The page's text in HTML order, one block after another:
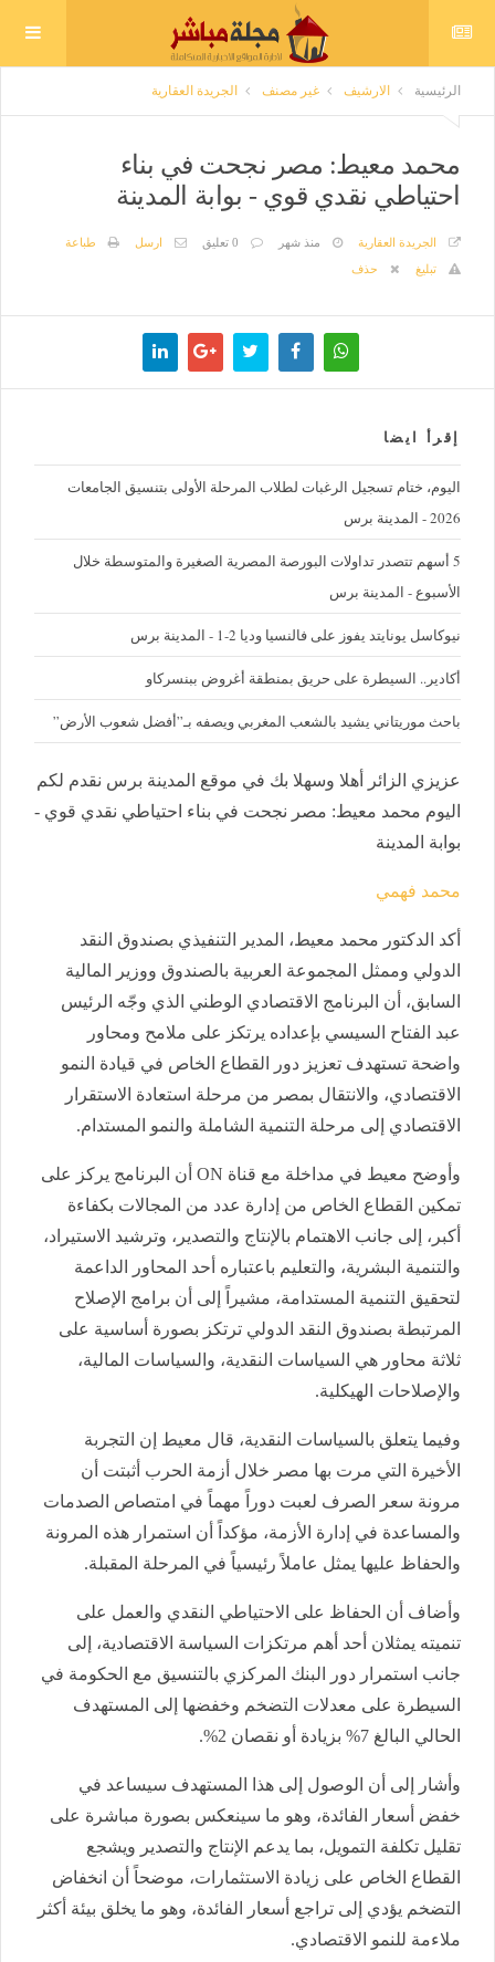
الرئيسية الارشيف غير مصنف الجريدة العقارية
محمد معيط: مصر نجحت في بناء
احتياطي نقدي قوي - بوابة المدينة
الجريدة العقارية منذ شهر 0 تعليق ارسل
طباعة
تبليغ
حذف
إقرأ ايضا
اليوم، ختام تسجيل الرغبات لطلاب المرحلة الأولى بتنسيق الجامعات
2026 - المدينة برس
5 أسهم تتصدر تداولات البورصة المصرية الصغيرة والمتوسطة خلال
الأسبوع - المدينة برس
نيوكاسل يونايتد يفوز على فالنسيا وديا 2-1 - المدينة برس
أكادير.. السيطرة على حريق بمنطقة أغروض ببنسركاو
باحث موريتاني يشيد بالشعب المغربي ويصفه بـ”أفضل شعوب الأرض”
عزيزي الزائر أهلا وسهلا بك في موقع المدينة برس نقدم لكم
اليوم محمد معيط: مصر نجحت في بناء احتياطي نقدي قوي -
بوابة المدينة
محمد فهمي
أكد الدكتور محمد معيط، المدير التنفيذي بصندوق النقد
الدولي وممثل المجموعة العربية بالصندوق ووزير المالية
السابق، أن البرنامج الاقتصادي الوطني الذي وجّه الرئيس
عبد الفتاح السيسي بإعداده يرتكز على ملامح ومحاور
واضحة تستهدف تعزيز دور القطاع الخاص في قيادة النمو
الاقتصادي، والانتقال بمصر من مرحلة استعادة الاستقرار
الاقتصادي إلى مرحلة التنمية الشاملة والنمو المستدام.
وأوضح معيط في مداخلة مع قناة ON أن البرنامج يركز على
تمكين القطاع الخاص من إدارة عدد من المجالات بكفاءة
أكبر، إلى جانب الاهتمام بالإنتاج والتصدير، وترشيد الاستيراد،
والتنمية البشرية، والتعليم باعتباره أحد المحاور الداعمة
لتحقيق التنمية المستدامة، مشيراً إلى أن برامج الإصلاح
المرتبطة بصندوق النقد الدولي ترتكز بصورة أساسية على
ثلاثة محاور هي السياسات النقدية، والسياسات المالية،
والإصلاحات الهيكلية.
وفيما يتعلق بالسياسات النقدية، قال معيط إن التجربة
الأخيرة التي مرت بها مصر خلال أزمة الحرب أثبتت أن
مرونة سعر الصرف لعبت دوراً مهماً في امتصاص الصدمات
والمساعدة في إدارة الأزمة، مؤكداً أن استمرار هذه المرونة
والحفاظ عليها يمثل عاملاً رئيسياً في المرحلة المقبلة.
وأضاف أن الحفاظ على الاحتياطي النقدي والعمل على
تنميته يمثلان أحد أهم مرتكزات السياسة الاقتصادية، إلى
جانب استمرار دور البنك المركزي بالتنسيق مع الحكومة في
السيطرة على معدلات التضخم وخفضها إلى المستهدف
الحالي البالغ 7% بزيادة أو نقصان 2%.
وأشار إلى أن الوصول إلى هذا المستهدف سيساعد في
خفض أسعار الفائدة، وهو ما سينعكس بصورة مباشرة على
تقليل تكلفة التمويل، بما يدعم الإنتاج والتصدير ويشجع
القطاع الخاص على زيادة الاستثمارات، موضحاً أن انخفاض
التضخم يؤدي إلى تراجع أسعار الفائدة، وهو ما يخلق بيئة أكثر
ملاءمة للنمو الاقتصادي.